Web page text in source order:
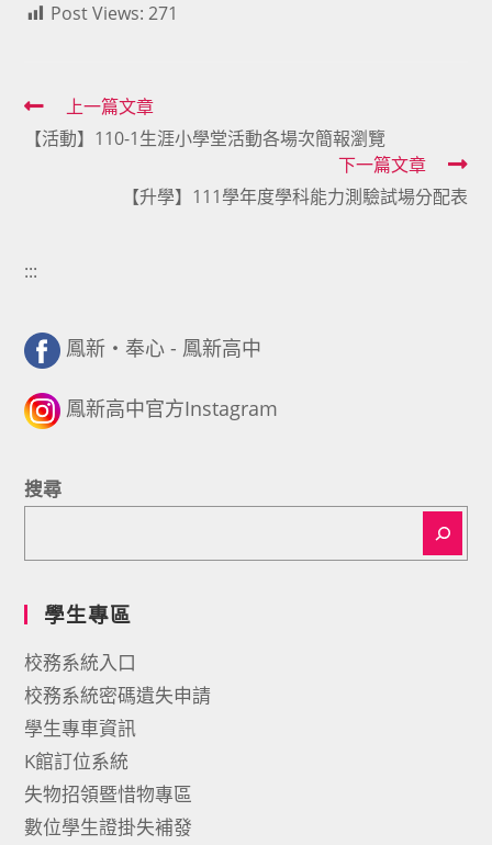
Post Views: 271
Read
more
上一篇文章
【活動】110-1生涯小學堂活動各場次簡報瀏覽
下一篇文章
【升學】111學年度學科能力測驗試場分配表
:::
鳳新・奉心 - 鳳新高中
鳳新高中官方Instagram
搜尋
學生專區
校務系統入口
校務系統密碼遺失申請
學生專車資訊
K館訂位系統
失物招領暨惜物專區
數位學生證掛失補發